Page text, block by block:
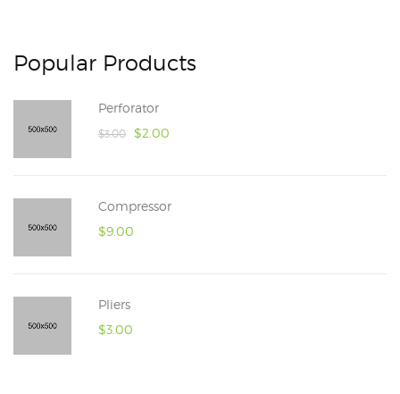
Popular Products
Perforator
$3.00 $2.00
Compressor
$9.00
Pliers
$3.00